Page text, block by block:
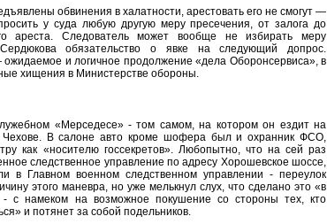
обвинения в халатности, арестовать его не смогут —
у суда любую другую меру пресечения, от залога до
ареста. Следователь может вообще не избирать меру
обязательство о явке на следующий допрос.
и логичное продолжение «дела Оборонсервиса», в
хищения в Министерстве обороны.
«Мерседесе» - том самом, на котором он ездит на
В салоне авто кроме шофера был и охранник ФСО,
как «носителю госсекретов». Любопытно, что на сей раз
следственное управление по адресу Хорошевское шоссе,
в Главном военном следственном управлении - переулок
этого маневра, но уже мелькнул слух, что сделано это «в
- с намеком на возможное покушение со стороны тех, кто
и потянет за собой подельников.